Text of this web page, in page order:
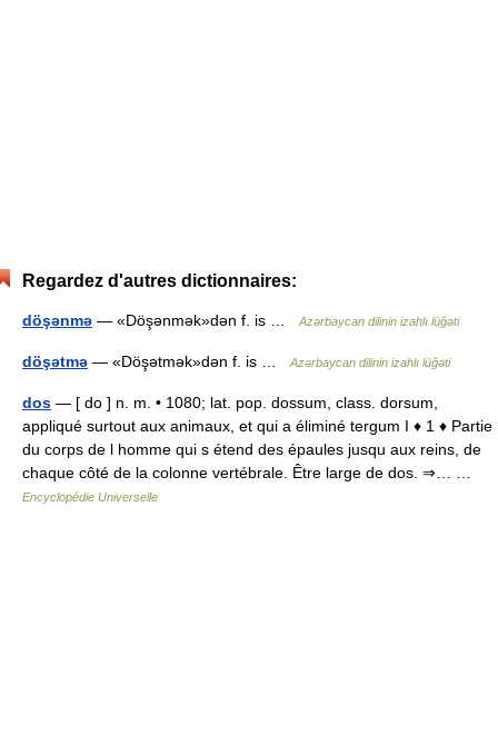
Regardez d'autres dictionnaires:
döşənmə — «Döşənmək»dən f. is … Azərbaycan dilinin izahlı lüğəti
döşətmə — «Döşətmək»dən f. is … Azərbaycan dilinin izahlı lüğəti
dos — [ do ] n. m. • 1080; lat. pop. dossum, class. dorsum,
appliqué surtout aux animaux, et qui a éliminé tergum I ♦ 1 ♦ Partie
du corps de l homme qui s étend des épaules jusqu aux reins, de
chaque côté de la colonne vertébrale. Être large de dos. ⇒… …
Encyclopédie Universelle